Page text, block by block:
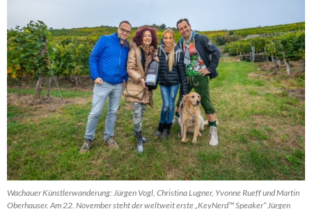
Wachauer Künstlerwanderung: Jürgen Vogl, Christina Lugner, Yvonne Rueff und Martin
Oberhauser. Am 22. November steht der weltweit erste „KeyNerd™ Speaker“ Jürgen